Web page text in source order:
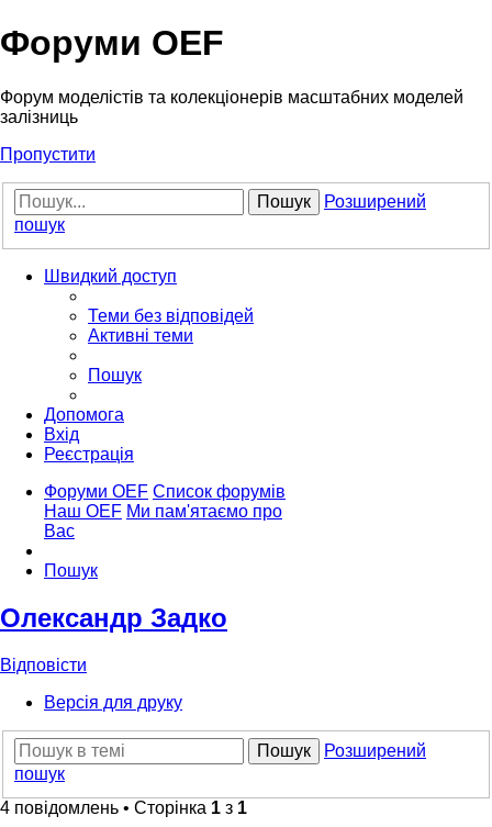
Форуми OEF
Форум моделістів та колекціонерів масштабних моделей
залізниць
Пропустити
Пошук
Розширений
пошук
Швидкий доступ
Теми без відповідей
Активні теми
Пошук
Допомога
Вхід
Реєстрація
Форуми OEF Список форумів
Наш OEF Ми пам'ятаємо про
Вас
Пошук
Олександр Задко
Відповісти
Версія для друку
Пошук
Розширений
пошук
4 повідомлень • Сторінка 1 з 1